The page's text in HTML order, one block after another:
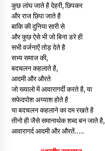
कुछ लांघ जाते है देहरी, छिपकर
और राज छिपा जाते है
बाकि की दुनिया सारी से
और कुछ ऐसे भी जो बिना डरे ही
सभी वर्जनाऐं तोड़ देते है
सभ्य समाज की,
बदचलन कहलाते है,
आदमी और औरते
जो ख्यालो में आवारागर्दी करते है, या
सफेदपोश अय्याश होते है
या बदचलन कहलाने का दम रखते है
तीनो ही जैसे समानार्थक शब्द बन जाते है,
आवारागर्द आदमी और औरतें…..